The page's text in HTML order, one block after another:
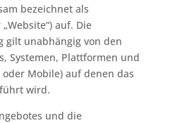
bezeichnet als
auf. Die
gilt unabhängig von den
Systemen, Plattformen und
oder Mobile) auf denen das
wird.
und die